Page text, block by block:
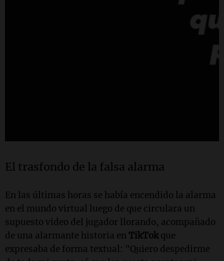
El trasfondo de la falsa alarma
En las últimas horas se había encendido la alarma
en el mundo virtual luego de que circulara un
supuesto video del jugador llorando, acompañado
de una alarmante historia en TikTokque
expresaba de forma textual: "Quiero despedirme